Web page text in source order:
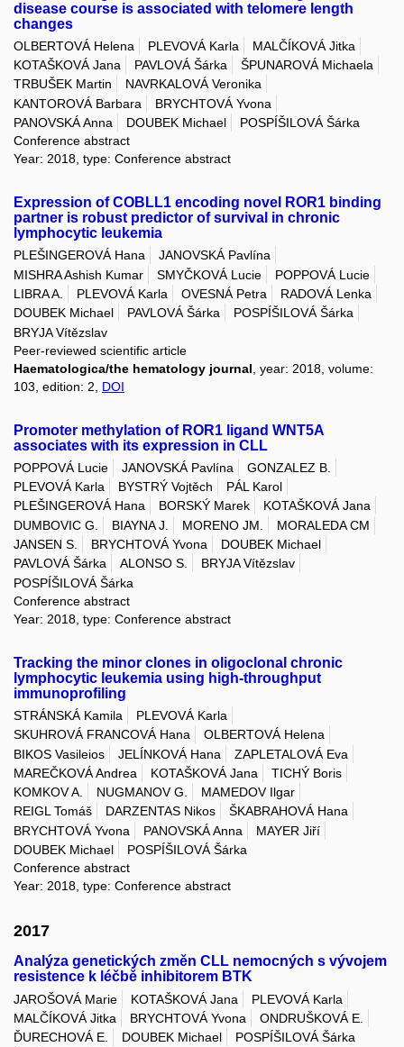
disease course is associated with telomere length
changes
OLBERTOVÁ Helena PLEVOVÁ Karla
MALČÍKOVÁ Jitka
KOTAŠKOVÁ Jana
PAVLOVÁ Šárka
ŠPUNAROVÁ Michaela
TRBUŠEK Martin
NAVRKALOVÁ Veronika
KANTOROVÁ Barbara
BRYCHTOVÁ Yvona
PANOVSKÁ Anna
DOUBEK Michael
POSPÍŠILOVÁ Šárka
Conference abstract
Year: 2018, type: Conference abstract
Expression of COBLL1 encoding novel ROR1 binding
partner is robust predictor of survival in chronic
lymphocytic leukemia
PLEŠINGEROVÁ Hana
JANOVSKÁ Pavlína
MISHRA Ashish Kumar
SMYČKOVÁ Lucie
POPPOVÁ Lucie
LIBRA A.
PLEVOVÁ Karla OVESNÁ Petra
RADOVÁ Lenka
DOUBEK Michael
PAVLOVÁ Šárka
POSPÍŠILOVÁ Šárka
BRYJA Vítězslav
Peer-reviewed scientific article
Haematologica/the hematology journal , year: 2018, volume:
103, edition: 2, DOI
Promoter methylation of ROR1 ligand WNT5A
associates with its expression in CLL
POPPOVÁ Lucie JANOVSKÁ Pavlína
GONZALEZ B.
PLEVOVÁ Karla
BYSTRÝ Vojtěch
PÁL Karol
PLEŠINGEROVÁ Hana
BORSKÝ Marek
KOTAŠKOVÁ Jana
DUMBOVIC G.
BIAYNA J. MORENO JM.
MORALEDA CM
JANSEN S.
BRYCHTOVÁ Yvona
DOUBEK Michael
PAVLOVÁ Šárka
ALONSO S.
BRYJA Vítězslav
POSPÍŠILOVÁ Šárka
Conference abstract
Year: 2018, type: Conference abstract
Tracking the minor clones in oligoclonal chronic
lymphocytic leukemia using high-throughput
immunoprofiling
STRÁNSKÁ Kamila
PLEVOVÁ Karla
SKUHROVÁ FRANCOVÁ Hana
OLBERTOVÁ Helena
BIKOS Vasileios
JELÍNKOVÁ Hana
ZAPLETALOVÁ Eva
MAREČKOVÁ Andrea
KOTAŠKOVÁ Jana
TICHÝ Boris
KOMKOV A.
NUGMANOV G.
MAMEDOV Ilgar
REIGL Tomáš
DARZENTAS Nikos
ŠKABRAHOVÁ Hana
BRYCHTOVÁ Yvona
PANOVSKÁ Anna
MAYER Jiří
DOUBEK Michael
POSPÍŠILOVÁ Šárka
Conference abstract
Year: 2018, type: Conference abstract
2017
Analýza genetických změn CLL nemocných s vývojem
resistence k léčbě inhibitorem BTK
JAROŠOVÁ Marie KOTAŠKOVÁ Jana
PLEVOVÁ Karla
MALČÍKOVÁ Jitka
BRYCHTOVÁ Yvona
ONDRUŠKOVÁ E.
ĎURECHOVÁ E.
DOUBEK Michael
POSPÍŠILOVÁ Šárka